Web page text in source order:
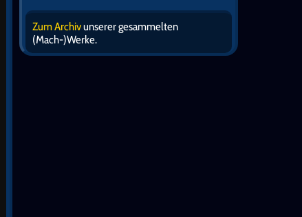
Zum Archivunserer gesammelten
(Mach-)Werke.